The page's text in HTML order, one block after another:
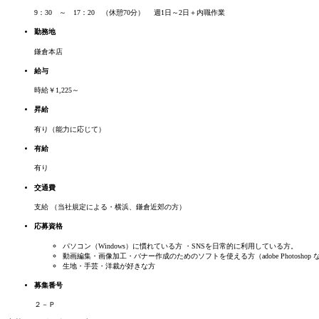
9：30 ～ 17：20 （休憩70分） 週1日～2日＋内職作業
勤務地
鎌倉本店
給与
時給￥1,225～
昇給
有り（能力に応じて）
有給
有り
交通費
支給 （当社規定による・横浜、鎌倉近郊の方）
応募資格
パソコン（Windows）に慣れている方 ・SNSを日常的に利用している方。
動画編集・画像加工・バナー作成のためのソフトを使える方（adobe Photoshop
生地・手芸・洋裁が好きな方
募集番号
２－Ｐ